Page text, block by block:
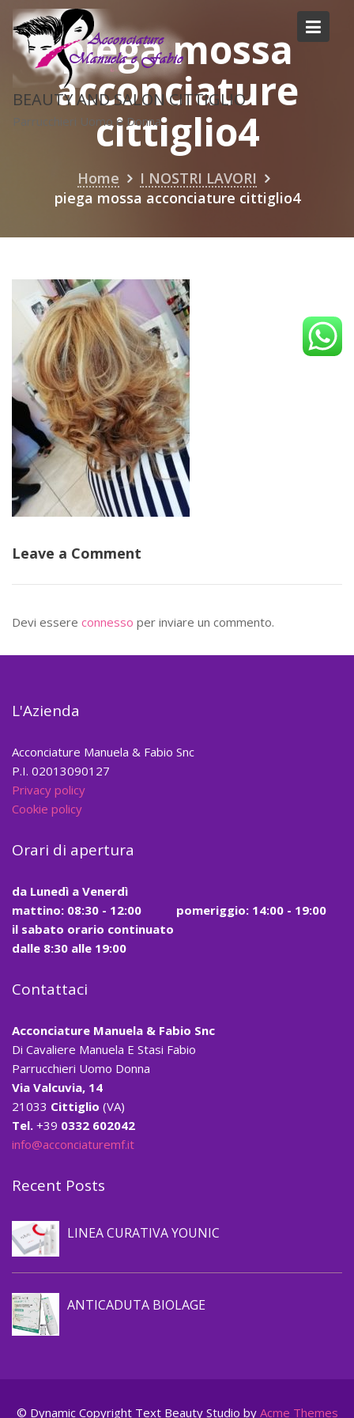
Skip
content
BEAUTY AND SALON CITTIGLIO
Parrucchieri Uomo e Donna
piega mossa
acconciature
cittiglio4
Home
I NOSTRI LAVORI
piega mossa acconciature cittiglio4
Leave a Comment
Devi essere connesso per inviare un commento.
L'Azienda
Acconciature Manuela & Fabio Snc
P.I. 02013090127
Privacy policy
Cookie policy
Orari di apertura
da Lunedì a Venerdì
mattino: 08:30 - 12:00
pomeriggio: 14:00 - 19:00
il sabato orario continuato
dalle 8:30 alle 19:00
Contattaci
Acconciature Manuela & Fabio Snc
Di Cavaliere Manuela E Stasi Fabio
Parrucchieri Uomo Donna
Via Valcuvia, 14
21033 Cittiglio (VA)
Tel. +39 0332 602042
info@acconciaturemf.it
Recent PostsPrevenzione caduta capelli
LINEA CURATIVA YOUNIC
ANTICADUTA BIOLAGE
© Dynamic Copyright Text Beauty Studio by Acme Themes